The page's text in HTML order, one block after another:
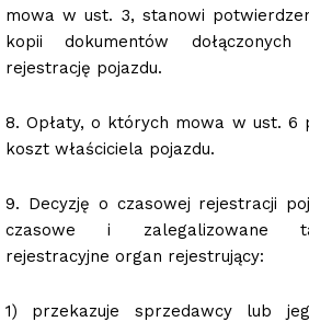
mowa w ust. 3, stanowi
kopii dokumentów
rejestrację pojazdu.
8. Opłaty, o których mowa w ust. 6
koszt właściciela pojazdu.
9. Decyzję o czasowej rejestracji
czasowe i zalegalizowane
rejestracyjne organ rejestrujący:
1) przekazuje sprzedawcy lub